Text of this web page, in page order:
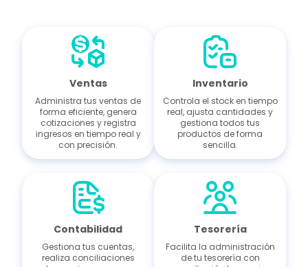
Ventas
Administra tus ventas de
forma eficiente, genera
cotizaciones y registra
ingresos en tiempo real y
con precisión.
Inventario
Controla el stock en tiempo
real, ajusta cantidades y
gestiona todos tus
productos de forma
sencilla.
Contabilidad
Gestiona tus cuentas,
realiza conciliaciones
Tesorería
Facilita la administración
de tu tesorería con